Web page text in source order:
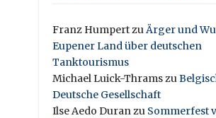
Franz Humpert zu Ärger und
Eupener Land über deutschen
Tanktourismus
Michael Luick-Thrams zu
Deutsche Gesellschaft
Ilse Aedo Duran zu Sommerfest